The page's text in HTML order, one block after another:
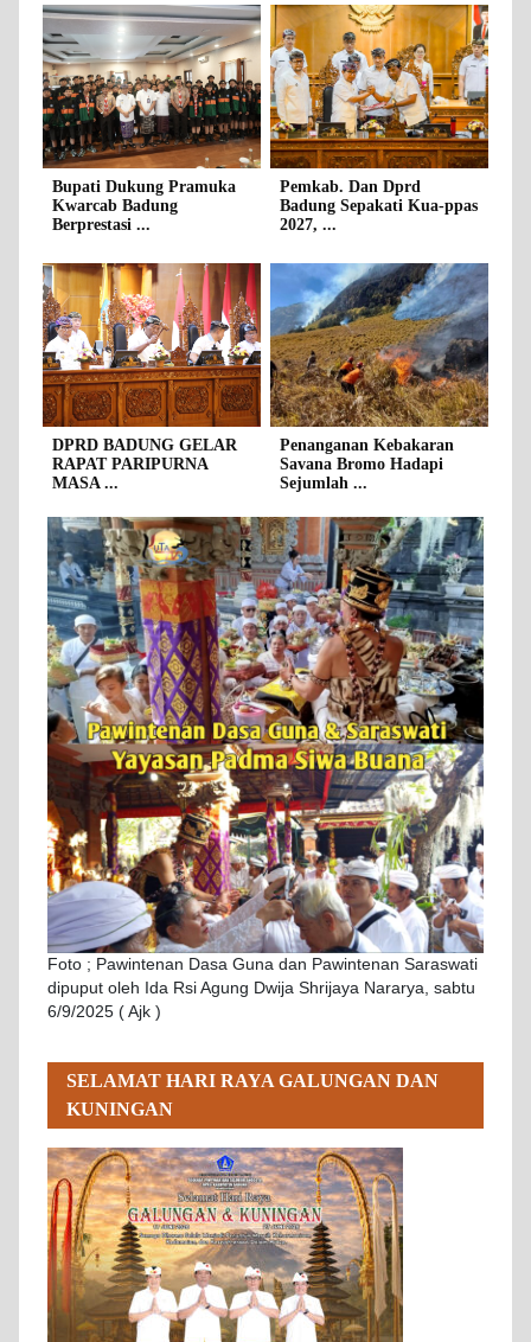
Bupati Dukung Pramuka
Kwarcab Badung
Berprestasi ...
Pemkab. Dan Dprd
Badung Sepakati Kua-ppas
2027, ...
DPRD BADUNG GELAR
RAPAT PARIPURNA
MASA ...
Penanganan Kebakaran
Savana Bromo Hadapi
Sejumlah ...
Foto ; Pawintenan Dasa Guna dan Pawintenan Saraswati
dipuput oleh Ida Rsi Agung Dwija Shrijaya Nararya, sabtu
6/9/2025 ( Ajk )
SELAMAT HARI RAYA GALUNGAN DAN
KUNINGAN